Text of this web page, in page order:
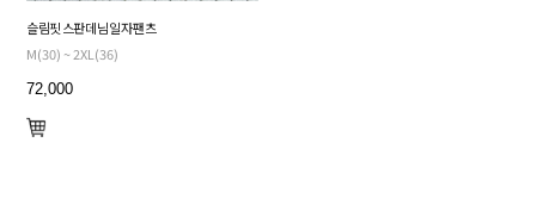
슬림핏 스판 데님 일자 팬츠
M(30) ~ 2XL(36)
72,000